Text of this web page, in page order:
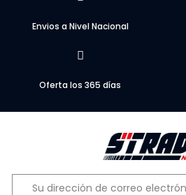
Envios a Nivel Nacional
Oferta los 365 días